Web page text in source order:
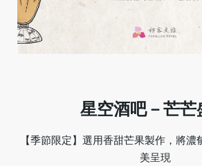
星空酒吧－芒芒
【季節限定】選用香甜芒果製作，將
美呈現